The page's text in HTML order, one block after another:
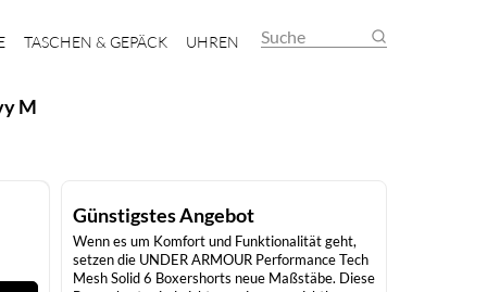
TASCHEN & GEPÄCK UHREN Suche
M
Günstigstes Angebot
Wenn es um Komfort und Funktionalität geht,
setzen die UNDER ARMOUR Performance Tech
Mesh Solid 6 Boxershorts neue Maßstäbe. Diese